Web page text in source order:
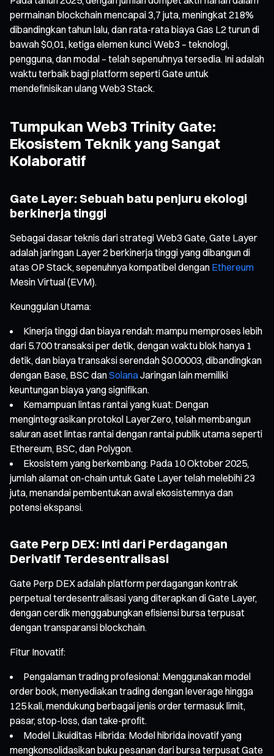
permainan blockchain mencapai 3,7 juta, meningkat 218%
dibandingkan tahun lalu, dan rata-rata biaya Gas L2 turun di
bawah $0,01, ketiga elemen kunci Web3 – teknologi,
pengguna, dan modal – telah sepenuhnya tersedia. Ini adalah
waktu terbaik bagi platform seperti Gate untuk
mendefinisikan ulang Web3 Stack.
Tumpukan Web3 Trinity Gate:
Ekosistem Teknik yang Sangat
Kolaboratif
Gate Layer: Sebuah batu penjuru ekologi
berkinerja tinggi
Sebagai dasar teknis dari strategi Web3 Gate, Gate Layer
adalah jaringan Layer 2 berkinerja tinggi yang dibangun di
atas OP Stack, sepenuhnya kompatibel dengan Ethereum
Mesin Virtual (EVM).
Keunggulan Utama:
Kinerja tinggi dan biaya rendah: mampu memproses lebih
dari 5.700 transaksi per detik, dengan waktu blok hanya 1
detik, dan biaya transaksi serendah $0.00003, dibandingkan
dengan Base, BSC danSolanaJaringan lain memiliki
keuntungan biaya yang signifikan.
Kemampuan lintas rantai yang kuat: Dengan
mengintegrasikan protokol LayerZero, telah membangun
saluran aset lintas rantai dengan rantai publik utama seperti
Ethereum, BSC, dan Polygon.
Ekosistem yang berkembang: Pada 10 Oktober 2025,
jumlah alamat on-chain untuk Gate Layer telah melebihi 23
juta, menandai pembentukan awal ekosistemnya dan
potensi ekspansi.
Gate Perp DEX: Inti dari Perdagangan
Derivatif Terdesentralisasi
Gate Perp DEX adalah platform perdagangan kontrak
perpetual terdesentralisasi yang diterapkan di Gate Layer,
dengan cerdik menggabungkan efisiensi bursa terpusat
dengan transparansi blockchain.
Fitur Inovatif:
Pengalaman trading profesional: Menggunakan model
order book, menyediakan trading dengan leverage hingga
125 kali, mendukung berbagai jenis order termasuk limit,
pasar, stop-loss, dan take-profit.
Model Likuiditas Hibrida: Model hibrida inovatif yang
mengkonsolidasikan buku pesanan dari bursa terpusat Gate